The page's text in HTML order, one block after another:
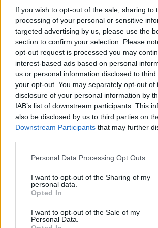
If you wish to opt-out of the sale, sharing to
processing of your personal or sensitive
targeted advertising by us, please use the
section to confirm your selection. Please
opt-out request is processed you may
interest-based ads based on personal
us or personal information disclosed to
your opt-out. You may separately opt-out of
disclosure of your personal information by
IAB’s list of downstream participants. This
also be disclosed by us to third parties on
Downstream Participants that may further
Please note that this website/app uses one
not limited to your visit or usage behaviour.
grant or deny consent to Google and its
use your data for below specified purposes
consent section.
Personal Data Processing Opt Outs
I want to opt-out of the Sharing of my
personal data.
Opted In
I want to opt-out of the Sale of my
Personal Data.
pontosan felcímkéző, és a hozzád illő
szükségesekhez átkozottul jól passzoló
KARRIER
önéletrajzhoz - IT/web
Korábbi cikkeinkben körbejártuk, miért